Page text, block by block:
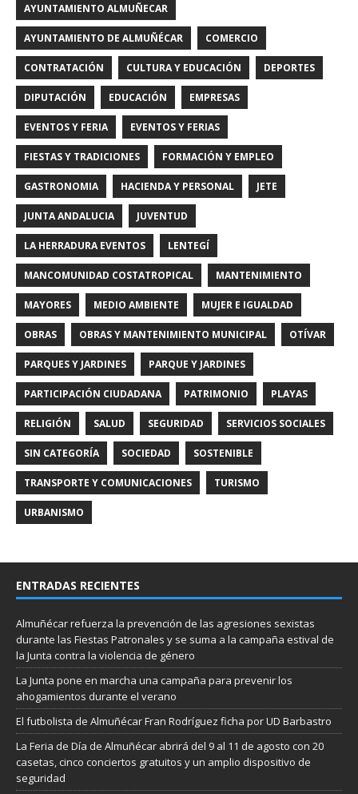
AYUNTAMIENTO ALMUÑECAR
AYUNTAMIENTO DE ALMUÑÉCAR COMERCIO
CONTRATACIÓN CULTURA Y EDUCACIÓN DEPORTES
DIPUTACIÓN EDUCACIÓN EMPRESAS
EVENTOS Y FERIA EVENTOS Y FERIAS
FIESTAS Y TRADICIONES FORMACIÓN Y EMPLEO
GASTRONOMIA HACIENDA Y PERSONAL JETE
JUNTA ANDALUCIA JUVENTUD
LA HERRADURA EVENTOS LENTEGÍ
MANCOMUNIDAD COSTATROPICAL MANTENIMIENTO
MAYORES MEDIO AMBIENTE MUJER E IGUALDAD
OBRAS OBRAS Y MANTENIMIENTO MUNICIPAL OTÍVAR
PARQUES Y JARDINES PARQUE Y JARDINES
PARTICIPACIÓN CIUDADANA PATRIMONIO PLAYAS
RELIGIÓN SALUD SEGURIDAD SERVICIOS SOCIALES
SIN CATEGORÍA SOCIEDAD SOSTENIBLE
TRANSPORTE Y COMUNICACIONES TURISMO
URBANISMO
ENTRADAS RECIENTES
Almuñécar refuerza la prevención de las agresiones sexistas
durante las Fiestas Patronales y se suma a la campaña estival de
la Junta contra la violencia de género
La Junta pone en marcha una campaña para prevenir los
ahogamientos durante el verano
El futbolista de Almuñécar Fran Rodríguez ficha por UD Barbastro
La Feria de Día de Almuñécar abrirá del 9 al 11 de agosto con 20
casetas, cinco conciertos gratuitos y un amplio dispositivo de
seguridad